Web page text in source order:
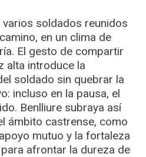
soldados reunidos
en un clima de
El gesto de compartir
alta introduce la
soldado sin quebrar la
incluso en la pausa, el
Benlliure subraya así
ámbito castrense, como
mutuo y la fortaleza
afrontar la dureza de